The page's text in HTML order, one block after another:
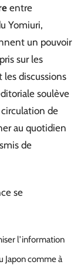
entre
Yomiuri,
un pouvoir
sur les
les discussions
soulève
de
au quotidien
de
se
l’information
Japon comme à